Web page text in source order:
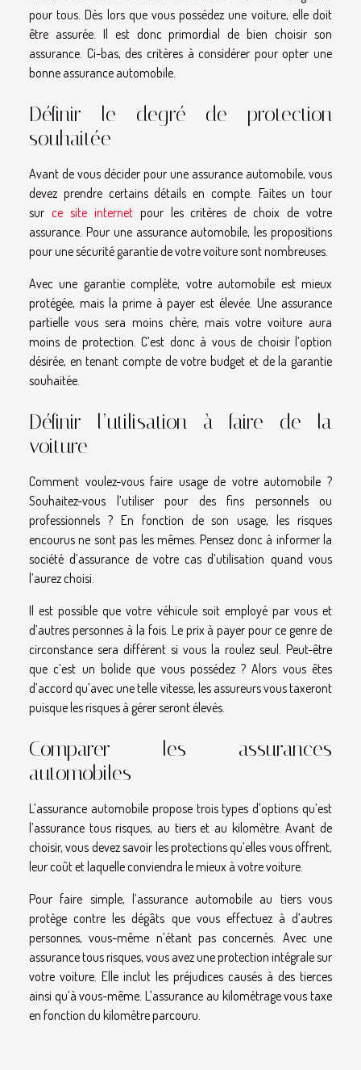
pour tous. Dès lors que vous possédez une voiture, elle doit
être assurée. Il est donc primordial de bien choisir son
assurance. Ci-bas, des critères à considérer pour opter une
bonne assurance automobile.
Définir le degré de protection
souhaitée
Avant de vous décider pour une assurance automobile, vous
devez prendre certains détails en compte. Faites un tour
sur ce site internet pour les critères de choix de votre
assurance. Pour une assurance automobile, les propositions
pour une sécurité garantie de votre voiture sont nombreuses.
Avec une garantie complète, votre automobile est mieux
protégée, mais la prime à payer est élevée. Une assurance
partielle vous sera moins chère, mais votre voiture aura
moins de protection. C’est donc à vous de choisir l’option
désirée, en tenant compte de votre budget et de la garantie
souhaitée.
Définir l’utilisation à faire de la
voiture
Comment voulez-vous faire usage de votre automobile ?
Souhaitez-vous l’utiliser pour des fins personnels ou
professionnels ? En fonction de son usage, les risques
encourus ne sont pas les mêmes. Pensez donc à informer la
société d’assurance de votre cas d’utilisation quand vous
l’aurez choisi.
Il est possible que votre véhicule soit employé par vous et
d’autres personnes à la fois. Le prix à payer pour ce genre de
circonstance sera différent si vous la roulez seul. Peut-être
que c’est un bolide que vous possédez ? Alors vous êtes
d’accord qu’avec une telle vitesse, les assureurs vous taxeront
puisque les risques à gérer seront élevés.
Comparer les assurances
automobiles
L’assurance automobile propose trois types d’options qu’est
l’assurance tous risques, au tiers et au kilomètre. Avant de
choisir, vous devez savoir les protections qu’elles vous offrent,
leur coût et laquelle conviendra le mieux à votre voiture.
Pour faire simple, l’assurance automobile au tiers vous
protège contre les dégâts que vous effectuez à d’autres
personnes, vous-même n’étant pas concernés. Avec une
assurance tous risques, vous avez une protection intégrale sur
votre voiture. Elle inclut les préjudices causés à des tierces
ainsi qu’à vous-même. L’assurance au kilométrage vous taxe
en fonction du kilomètre parcouru.